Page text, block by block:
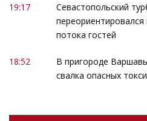
19:17
Севастопольский
потока гостей
18:52
В пригороде
свалка опасных